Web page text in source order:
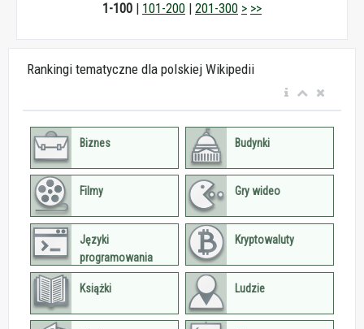
1-100 | 101-200 | 201-300 > >>
Rankingi tematyczne dla polskiej Wikipedii
Biznes Budynki
Filmy Gry wideo
Języki
programowania
Kryptowaluty
Książki Ludzie